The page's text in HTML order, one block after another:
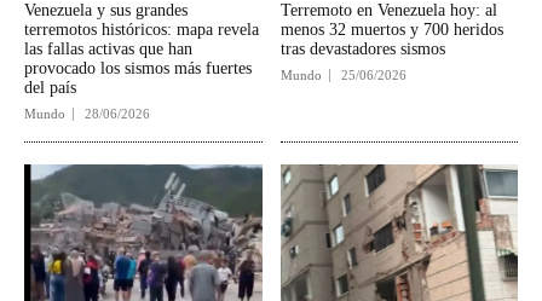
Venezuela y sus grandes
terremotos históricos: mapa revela
las fallas activas que han
provocado los sismos más fuertes
del país
Mundo 28/06/2026
Terremoto en Venezuela hoy: al
menos 32 muertos y 700 heridos
tras devastadores sismos
Mundo 25/06/2026